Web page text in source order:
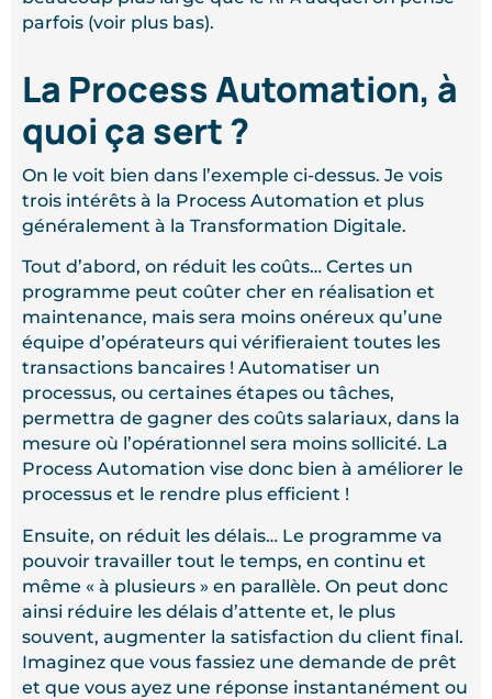
parfois (voir plus bas).
La Process Automation, à
quoi ça sert ?
On le voit bien dans l’exemple ci-dessus. Je vois
trois intérêts à la Process Automation et plus
généralement à la Transformation Digitale.
Tout d’abord, on réduit les coûts… Certes un
programme peut coûter cher en réalisation et
maintenance, mais sera moins onéreux qu’une
équipe d’opérateurs qui vérifieraient toutes les
transactions bancaires ! Automatiser un
processus, ou certaines étapes ou tâches,
permettra de gagner des coûts salariaux, dans la
mesure où l’opérationnel sera moins sollicité. La
Process Automation vise donc bien à améliorer le
processus et le rendre plus efficient !
Ensuite, on réduit les délais… Le programme va
pouvoir travailler tout le temps, en continu et
même « à plusieurs » en parallèle. On peut donc
ainsi réduire les délais d’attente et, le plus
souvent, augmenter la satisfaction du client final.
Imaginez que vous fassiez une demande de prêt
et que vous ayez une réponse instantanément ou